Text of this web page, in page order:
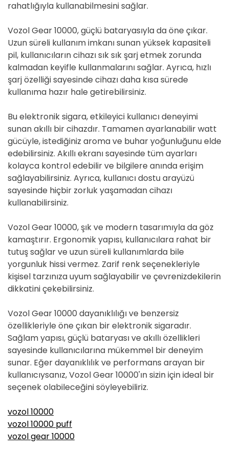
rahatlığıyla kullanabilmesini sağlar.
Vozol Gear 10000, güçlü bataryasıyla da öne çıkar.
Uzun süreli kullanım imkanı sunan yüksek kapasiteli
pil, kullanıcıların cihazı sık sık şarj etmek zorunda
kalmadan keyifle kullanmalarını sağlar. Ayrıca, hızlı
şarj özelliği sayesinde cihazı daha kısa sürede
kullanıma hazır hale getirebilirsiniz.
Bu elektronik sigara, etkileyici kullanıcı deneyimi
sunan akıllı bir cihazdır. Tamamen ayarlanabilir watt
gücüyle, istediğiniz aroma ve buhar yoğunluğunu elde
edebilirsiniz. Akıllı ekranı sayesinde tüm ayarları
kolayca kontrol edebilir ve bilgilere anında erişim
sağlayabilirsiniz. Ayrıca, kullanıcı dostu arayüzü
sayesinde hiçbir zorluk yaşamadan cihazı
kullanabilirsiniz.
Vozol Gear 10000, şık ve modern tasarımıyla da göz
kamaştırır. Ergonomik yapısı, kullanıcılara rahat bir
tutuş sağlar ve uzun süreli kullanımlarda bile
yorgunluk hissi vermez. Zarif renk seçenekleriyle
kişisel tarzınıza uyum sağlayabilir ve çevrenizdekilerin
dikkatini çekebilirsiniz.
Vozol Gear 10000 dayanıklılığı ve benzersiz
özellikleriyle öne çıkan bir elektronik sigaradır.
Sağlam yapısı, güçlü bataryası ve akıllı özellikleri
sayesinde kullanıcılarına mükemmel bir deneyim
sunar. Eğer dayanıklılık ve performans arayan bir
kullanıcıysanız, Vozol Gear 10000'ın sizin için ideal bir
seçenek olabileceğini söyleyebiliriz.
vozol 10000
vozol 10000 puff
vozol gear 10000